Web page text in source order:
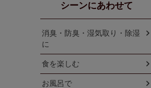
シーンにあわせて
消臭・防臭・湿気取り・除湿
に
食を楽しむ
お風呂で